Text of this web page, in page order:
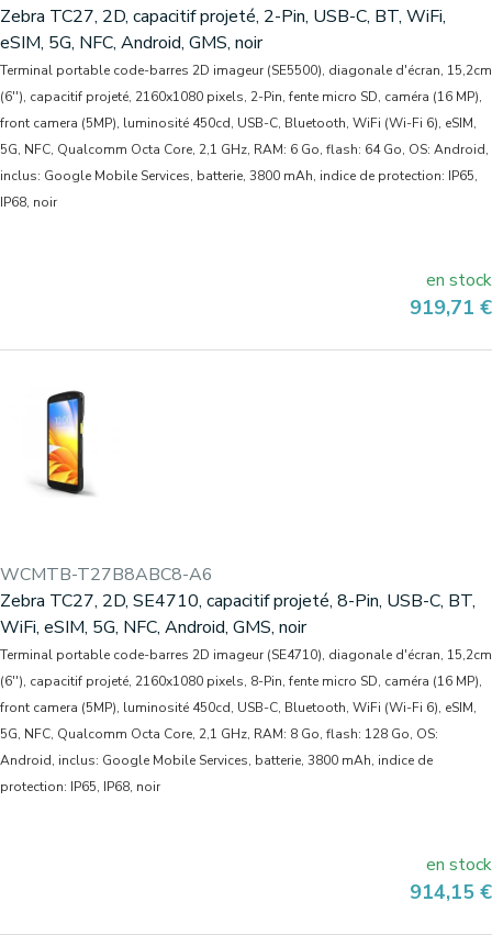
Zebra TC27, 2D, capacitif projeté, 2-Pin, USB-C, BT, WiFi,
eSIM, 5G, NFC, Android, GMS, noir
Terminal portable code-barres 2D imageur (SE5500), diagonale d'écran, 15,2cm
(6''), capacitif projeté, 2160x1080 pixels, 2-Pin, fente micro SD, caméra (16 MP),
front camera (5MP), luminosité 450cd, USB-C, Bluetooth, WiFi (Wi-Fi 6), eSIM,
5G, NFC, Qualcomm Octa Core, 2,1 GHz, RAM: 6 Go, flash: 64 Go, OS: Android,
inclus: Google Mobile Services, batterie, 3800 mAh, indice de protection: IP65,
IP68, noir
en stock
Prix
919,71 €
WCMTB-T27B8ABC8-A6
Zebra TC27, 2D, SE4710, capacitif projeté, 8-Pin, USB-C, BT,
WiFi, eSIM, 5G, NFC, Android, GMS, noir
Terminal portable code-barres 2D imageur (SE4710), diagonale d'écran, 15,2cm
(6''), capacitif projeté, 2160x1080 pixels, 8-Pin, fente micro SD, caméra (16 MP),
front camera (5MP), luminosité 450cd, USB-C, Bluetooth, WiFi (Wi-Fi 6), eSIM,
5G, NFC, Qualcomm Octa Core, 2,1 GHz, RAM: 8 Go, flash: 128 Go, OS:
Android, inclus: Google Mobile Services, batterie, 3800 mAh, indice de
protection: IP65, IP68, noir
en stock
Prix
914,15 €